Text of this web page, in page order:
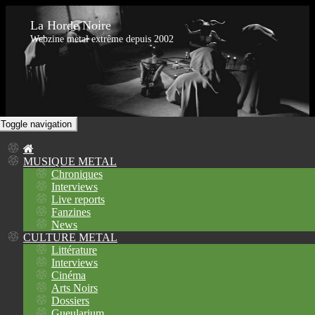
La Horde Noire
Webzine metal extrême depuis 2002
Toggle navigation
MUSIQUE METAL
Chroniques
Interviews
Live reports
Fanzines
News
CULTURE METAL
Littérature
Interviews
Cinéma
Arts Noirs
Dossiers